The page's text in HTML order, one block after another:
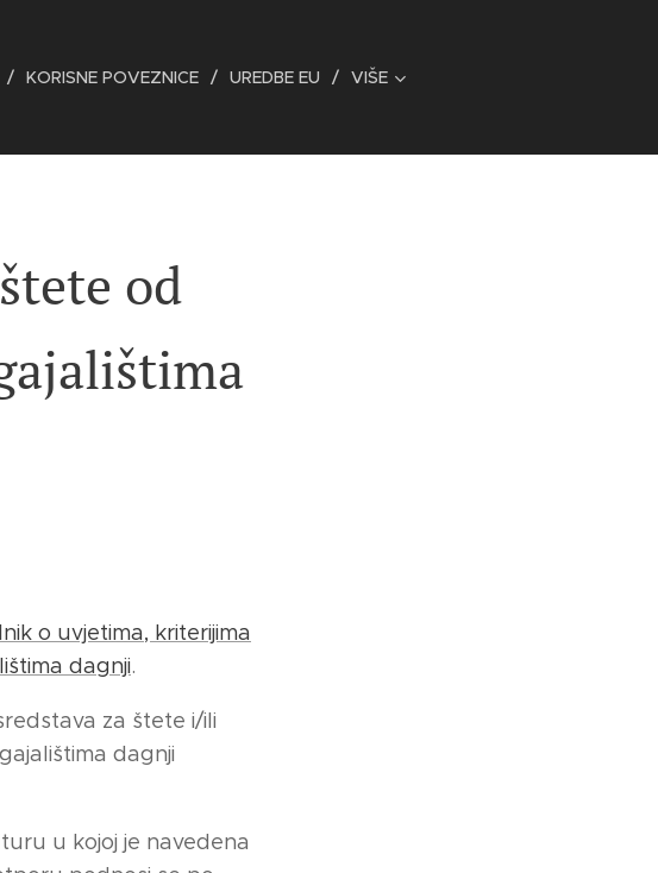
KORISNE POVEZNICE UREDBE EU VIŠE
od
o uvjetima, kriterijima
dagnji.
za štete i/ili
dagnji
u kojoj je navedena